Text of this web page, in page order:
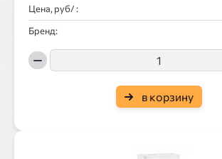
Цена, руб/ :
Бренд:
в корзину